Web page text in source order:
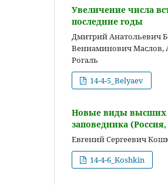
Увеличение числа
последние годы
Дмитрий Анатольевич
Вениаминович Маслов,
Рогаль
14-4-5_Belyaev
Новые виды высших
заповедника
Евгений Сергеевич
14-4-6_Koshkin